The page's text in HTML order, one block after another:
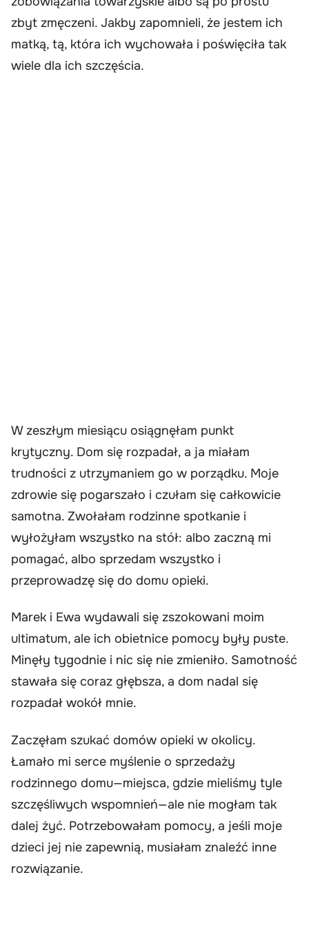
zbyt zmęczeni. Jakby zapomnieli, że jestem ich
matką, tą, która ich wychowała i poświęciła tak
wiele dla ich szczęścia.
W zeszłym miesiącu osiągnęłam punkt
krytyczny. Dom się rozpadał, a ja miałam
trudności z utrzymaniem go w porządku. Moje
zdrowie się pogarszało i czułam się całkowicie
samotna. Zwołałam rodzinne spotkanie i
wyłożyłam wszystko na stół: albo zaczną mi
pomagać, albo sprzedam wszystko i
przeprowadzę się do domu opieki.
Marek i Ewa wydawali się zszokowani moim
ultimatum, ale ich obietnice pomocy były puste.
Minęły tygodnie i nic się nie zmieniło. Samotność
stawała się coraz głębsza, a dom nadal się
rozpadał wokół mnie.
Zaczęłam szukać domów opieki w okolicy.
Łamało mi serce myślenie o sprzedaży
rodzinnego domu—miejsca, gdzie mieliśmy tyle
szczęśliwych wspomnień—ale nie mogłam tak
dalej żyć. Potrzebowałam pomocy, a jeśli moje
dzieci jej nie zapewnią, musiałam znaleźć inne
rozwiązanie.